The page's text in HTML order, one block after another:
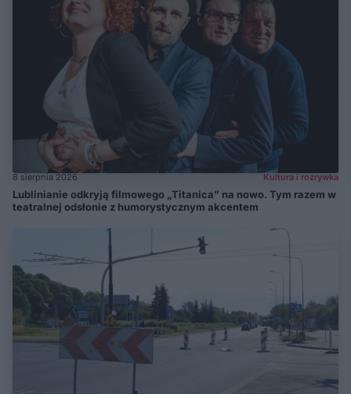
8 sierpnia 2026 Kultura i rozrywka
Lublinianie odkryją filmowego „Titanica” na nowo. Tym razem w
teatralnej odsłonie z humorystycznym akcentem